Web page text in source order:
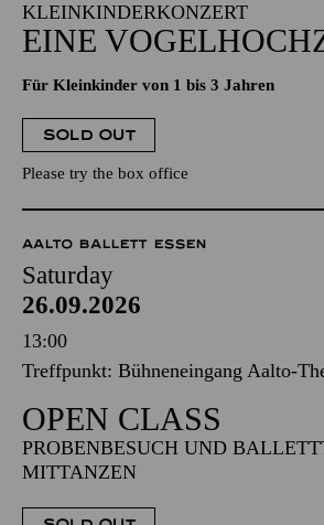
KLEINKINDERKONZERT
EINE
Für Kleinkinder von 1 bis 3 Jahren
SOLD OUT
Please try the box office
AALTO BALLETT ESSEN
Saturday
26.09.2026
13:00
Treffpunkt: Bühneneingang Aalto-
OPEN CLASS
PROBENBESUCH UND
MITTANZEN